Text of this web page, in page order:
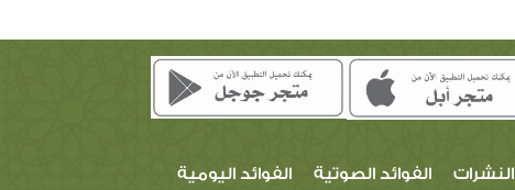
النشرات الفوائد الصوتية
الفوائد اليومية